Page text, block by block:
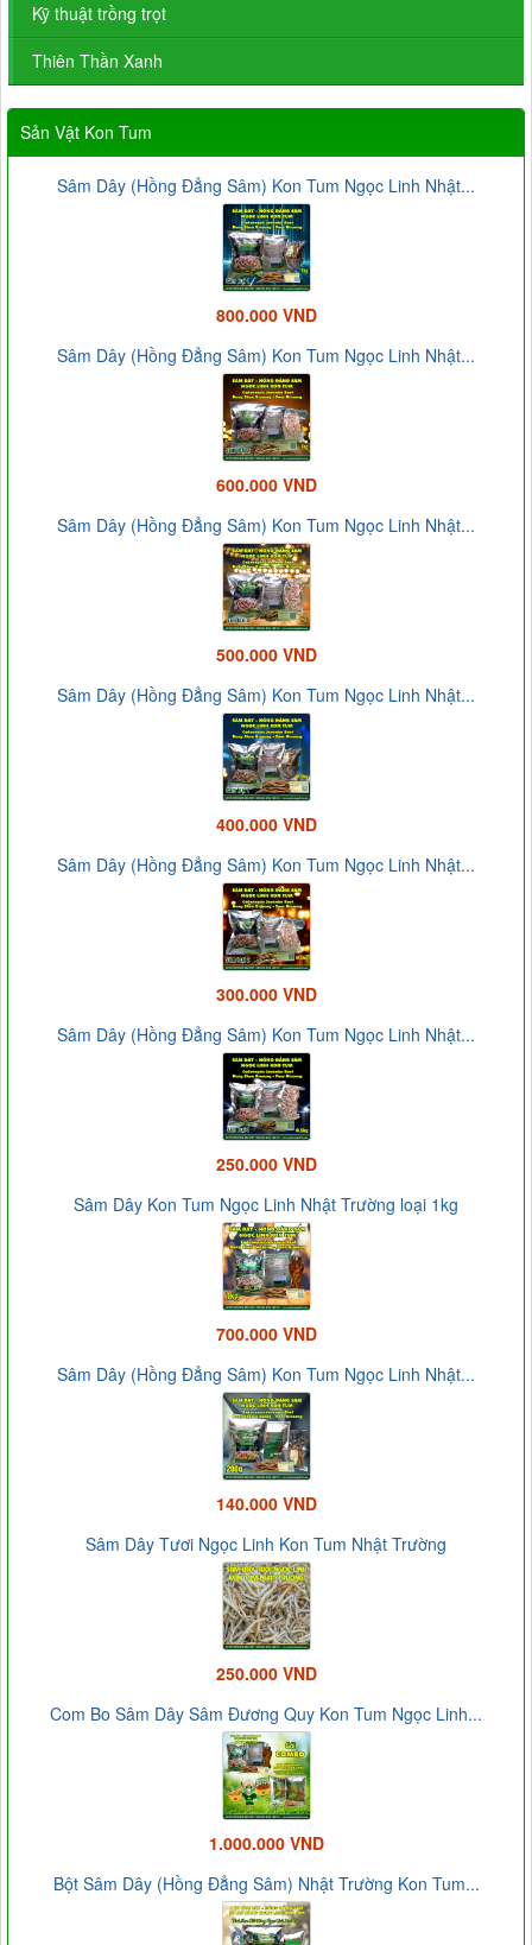
Kỹ thuật trồng trọt
Thiên Thần Xanh
Sản Vật Kon Tum
Sâm Dây (Hồng Đẳng Sâm) Kon Tum Ngọc Linh Nhật...
800.000 VND
Sâm Dây (Hồng Đẳng Sâm) Kon Tum Ngọc Linh Nhật...
600.000 VND
Sâm Dây (Hồng Đẳng Sâm) Kon Tum Ngọc Linh Nhật...
500.000 VND
Sâm Dây (Hồng Đẳng Sâm) Kon Tum Ngọc Linh Nhật...
400.000 VND
Sâm Dây (Hồng Đẳng Sâm) Kon Tum Ngọc Linh Nhật...
300.000 VND
Sâm Dây (Hồng Đẳng Sâm) Kon Tum Ngọc Linh Nhật...
250.000 VND
Sâm Dây Kon Tum Ngọc Linh Nhật Trường loại 1kg
700.000 VND
Sâm Dây (Hồng Đẳng Sâm) Kon Tum Ngọc Linh Nhật...
140.000 VND
Sâm Dây Tươi Ngọc Linh Kon Tum Nhật Trường
250.000 VND
Com Bo Sâm Dây Sâm Đương Quy Kon Tum Ngọc Linh...
1.000.000 VND
Bột Sâm Dây (Hồng Đẳng Sâm) Nhật Trường Kon Tum...